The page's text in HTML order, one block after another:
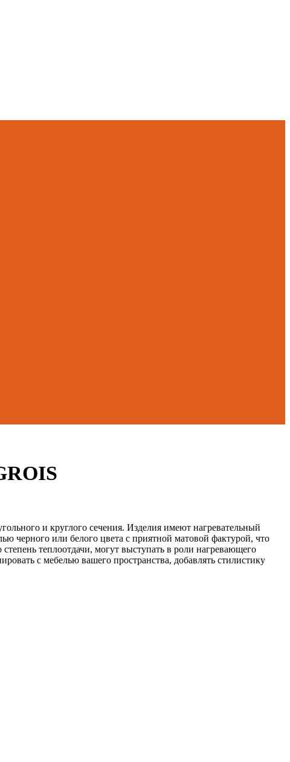
и круглого сечения. Изделия имеют нагревательный
черного или белого цвета с приятной матовой фактурой, что
теплоотдачи, могут выступать в роли нагревающего
с мебелью вашего пространства, добавлять стилистику